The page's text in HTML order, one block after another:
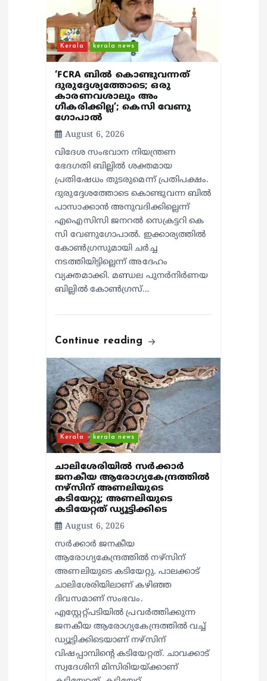
Kerala kerala news
‘FCRA ബിൽ കൊണ്ടുവന്നത്
ദുരുദ്ദേശ്യത്തോടെ; ഒരു
കാരണവശാലും അം​
ഗീകരിക്കില്ല’; കെസി വേണു​
ഗോപാൽ
August 6, 2026
വിദേശ സംഭവാന നിയന്ത്രണ
ഭേദഗതി ബില്ലിൽ ശക്തമായ
പ്രതിഷേധം തുടരുമെന്ന് പ്രതിപക്ഷം.
ദുരുദ്ദേശത്തോടെ കൊണ്ടുവന്ന ബിൽ
പാസാക്കാൻ അനുവദിക്കില്ലെന്ന്
എഐസിസി ജനറൽ സെക്രട്ടറി കെ
സി വേണുഗോപാൽ. ഇക്കാര്യത്തിൽ
കോൺഗ്രസുമായി ചർച്ച
നടത്തിയിട്ടില്ലെന്ന് അദേഹം
വ്യക്തമാക്കി. മണ്ഡല പുനർനിർണയ
ബില്ലിൽ കോൺഗ്രസ്…
Continue reading
Kerala kerala news
ചാലിശേരിയില്‍ സര്‍ക്കാര്‍
ജനകീയ ആരോഗ്യകേന്ദ്രത്തില്‍
നഴ്സിന് അണലിയുടെ
കടിയേറ്റു; അണലിയുടെ
കടിയേറ്റത് ഡ്യൂട്ടിക്കിടെ
August 6, 2026
സര്‍ക്കാര്‍ ജനകീയ
ആരോഗ്യകേന്ദ്രത്തില്‍ നഴ്സിന്
അണലിയുടെ കടിയേറ്റു. പാലക്കാട്
ചാലിശേരിയിലാണ് കഴിഞ്ഞ
ദിവസമാണ് സംഭവം.
എസ്റ്റേറ്റ്പടിയില്‍ പ്രവര്‍ത്തിക്കുന്ന
ജനകീയ ആരോഗ്യകേന്ദ്രത്തില്‍ വച്ച്
ഡ്യൂട്ടിക്കിടെയാണ് നഴ്സിന്
വിഷപ്പാമ്പിന്റെ കടിയേറ്റത്. ചാവക്കാട്
സ്വദേശിനി മിസിരിയയ്ക്കാണ്